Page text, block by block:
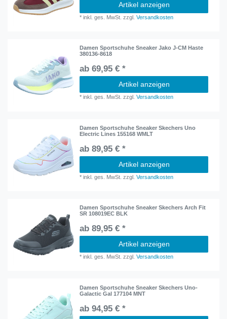
Artikel anzeigen
*inkl. ges. MwSt. zzgl.Versandkosten
Damen Sportschuhe Sneaker Jako J-CM Haste
380136-8618
ab 69,95 € *
Artikel anzeigen
*inkl. ges. MwSt. zzgl.Versandkosten
Damen Sportschuhe Sneaker Skechers Uno
Electric Lines 155168 WMLT
ab 89,95 € *
Artikel anzeigen
*inkl. ges. MwSt. zzgl.Versandkosten
Damen Sportschuhe Sneaker Skechers Arch Fit
SR 108019EC BLK
ab 89,95 € *
Artikel anzeigen
*inkl. ges. MwSt. zzgl.Versandkosten
Damen Sportschuhe Sneaker Skechers Uno-
Galactic Gal 177104 MNT
ab 94,95 € *